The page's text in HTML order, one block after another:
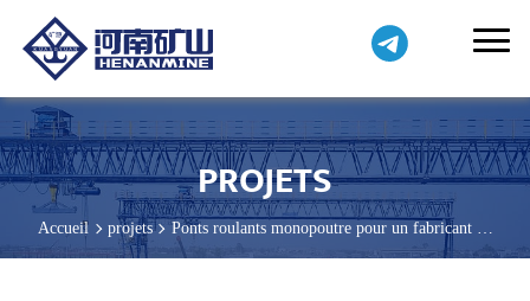
PROJETS
Accueil projets
Ponts roulants monopoutre pour un fabricant de
structures métalliques en Croatie : hauteur, vitesse et conformité